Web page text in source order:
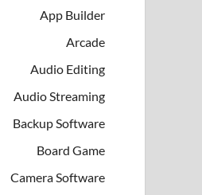
App Builder
Arcade
Audio Editing
Audio Streaming
Backup Software
Board Game
Camera Software